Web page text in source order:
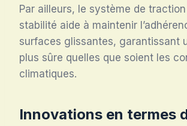
Par ailleurs, le système de
stabilité aide à maintenir
surfaces glissantes, garantissant
plus sûre quelles que soient les
climatiques.
Innovations en termes